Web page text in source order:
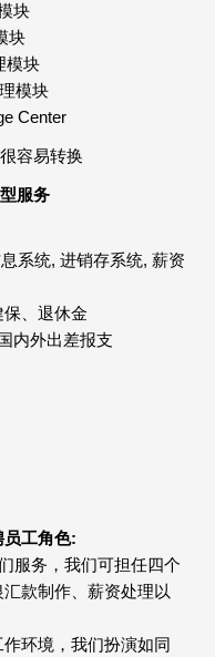
块
块
模块
模块
Center
容易转换
型服务
系统, 进销存系统, 薪资
、退休金
内外出差报支
员工角色:
服务，我们可担任四个
款制作、薪资处理以
环境，我们扮演如同